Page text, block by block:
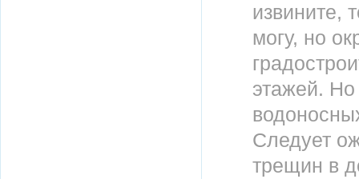
извините,
могу, но
этажей.
Следует
трещин в